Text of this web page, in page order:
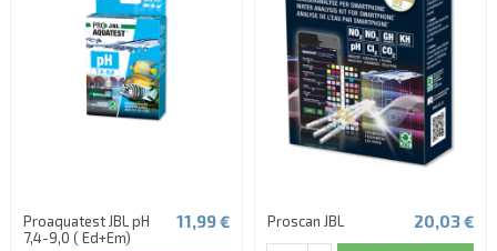
Proaquatest JBL pH
7,4-9,0 ( Ed+Em)
11,99 € Proscan JBL 20,03 €